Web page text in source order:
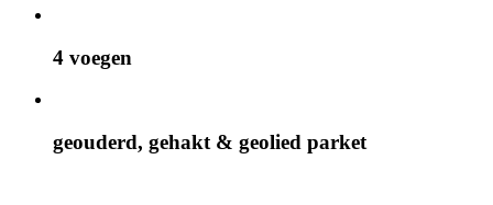
4 voegen
geouderd, gehakt & geolied parket